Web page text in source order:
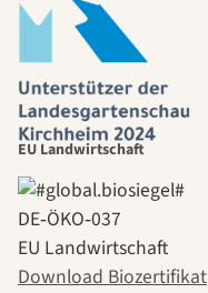
EU Landwirtschaft
DE‑ÖKO‑037
EU Landwirtschaft
Download Biozertifikat